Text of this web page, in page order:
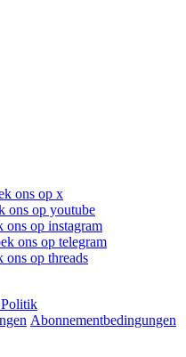
ons op x
ons op youtube
ons op instagram
ons op telegram
ons op threads
Abonnementbedingungen